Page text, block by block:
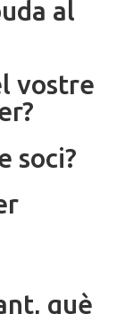
al
vostre
soci?
què